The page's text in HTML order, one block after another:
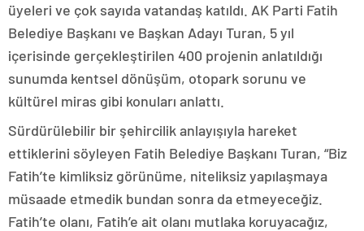
üyeleri ve çok sayıda vatandaş katıldı. AK Parti Fatih
Belediye Başkanı ve Başkan Adayı Turan, 5 yıl
içerisinde gerçekleştirilen 400 projenin anlatıldığı
sunumda kentsel dönüşüm, otopark sorunu ve
kültürel miras gibi konuları anlattı.
Sürdürülebilir bir şehircilik anlayışıyla hareket
ettiklerini söyleyen Fatih Belediye Başkanı Turan, “Biz
Fatih’te kimliksiz görünüme, niteliksiz yapılaşmaya
müsaade etmedik bundan sonra da etmeyeceğiz.
Fatih’te olanı, Fatih’e ait olanı mutlaka koruyacağız,